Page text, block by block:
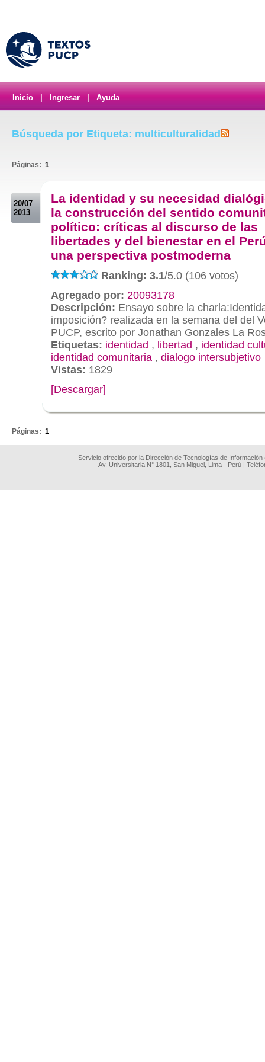
Inicio Ingresar Ayuda
Búsqueda por Etiqueta: multiculturalidad
Páginas: 1
20/07
2013
La identidad y su necesidad
la construcción del sentido
político: críticas al discurso de las
libertades y del bienestar en el
una perspectiva postmoderna
Ranking: 3.1/5.0 (106 votos)
Agregado por: 20093178
Descripción: Ensayo sobre la
imposición? realizada en la semana del del
PUCP, escrito por Jonathan Gonzales La
Etiquetas: identidad , libertad , identidad
identidad comunitaria , dialogo intersubjetivo
Vistas: 1829
[Descargar]
Páginas: 1
Servicio ofrecido por la Dirección de Tecnologías de
Av. Universitaria N° 1801, San Miguel, Lima - Perú |